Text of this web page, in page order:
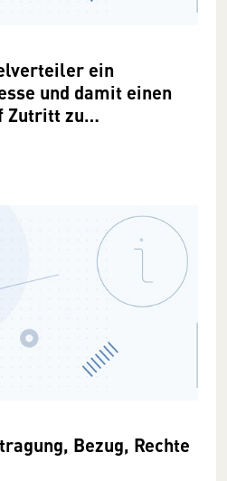
ein
und damit einen
Zutritt zu
Bezug, Rechte